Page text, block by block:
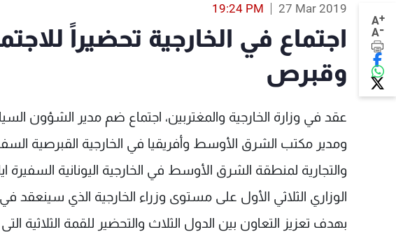
A+
A-
27 Mar 2019
19:24 PM
اجتماع في الخارجية تحضيراً
وقبرص
عقد في وزارة الخارجية والمغتربين، اجتماع ضم مدير الشؤون
ومدير مكتب الشرق الأوسط وأفريقيا في الخارجية القبرصية
والتجارية لمنطقة الشرق الأوسط في الخارجية اليونانية السفيرة
الوزاري الثلاثي الأول على مستوى وزراء الخارجية الذي
بهدف تعزيز التعاون بين الدول الثلاث والتحضير للقمة